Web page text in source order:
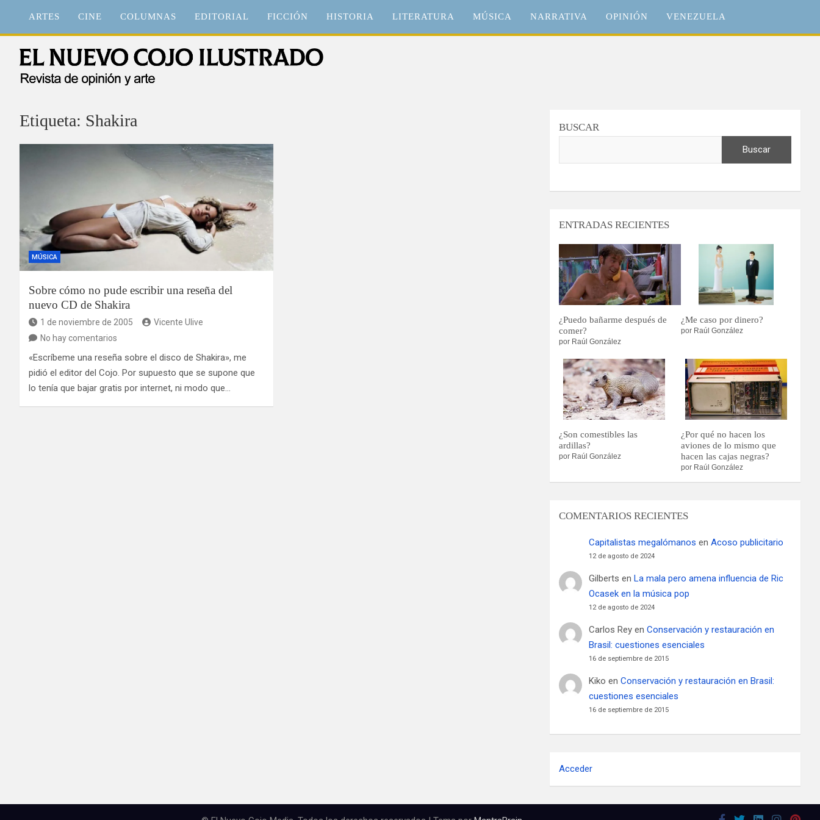
contenido
ARTES CINE COLUMNAS EDITORIAL FICCIÓN HISTORIA LITERATURA MÚSICA NARRATIVA OPINIÓN VENEZUELA
Etiqueta: Shakira
MÚSICA
Sobre cómo no pude escribir una reseña del
nuevo CD de Shakira
1 de noviembre de 2005
Vicente Ulive
No hay comentarios
«Escríbeme una reseña sobre el disco de Shakira», me
pidió el editor del Cojo. Por supuesto que se supone que
lo tenía que bajar gratis por internet, ni modo que…
BUSCAR
Buscar
ENTRADAS RECIENTES
¿Puedo bañarme después de
comer?
por Raúl González
¿Me caso por dinero?
por Raúl González
¿Son comestibles las
ardillas?
por Raúl González
¿Por qué no hacen los
aviones de lo mismo que
hacen las cajas negras?
por Raúl González
COMENTARIOS RECIENTES
Capitalistas megalómanos enAcoso publicitario
12 de agosto de 2024
Gilberts en La mala pero amena influencia de Ric
Ocasek en la música pop
12 de agosto de 2024
Carlos Rey enConservación y restauración en
Brasil: cuestiones esenciales
16 de septiembre de 2015
Kiko enConservación y restauración en Brasil:
cuestiones esenciales
16 de septiembre de 2015
Acceder